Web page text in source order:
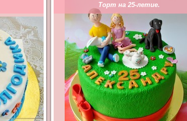
Торт на 25-летие.